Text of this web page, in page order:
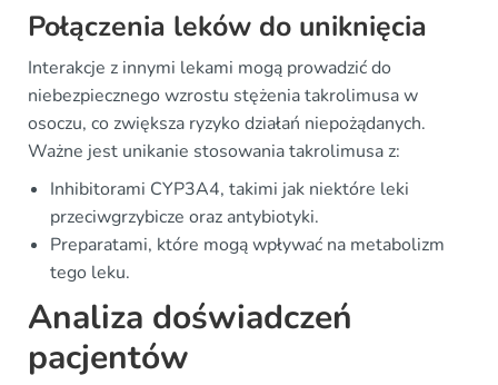
Połączenia leków do uniknięcia
Interakcje z innymi lekami mogą prowadzić do
niebezpiecznego wzrostu stężenia takrolimusa w
osoczu, co zwiększa ryzyko działań niepożądanych.
Ważne jest unikanie stosowania takrolimusa z:
Inhibitorami CYP3A4, takimi jak niektóre leki
przeciwgrzybicze oraz antybiotyki.
Preparatami, które mogą wpływać na metabolizm
tego leku.
Analiza doświadczeń
pacjentów